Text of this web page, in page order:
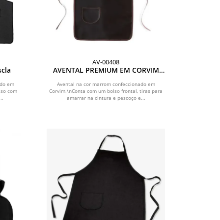
em
com
AV-00408
AVENTAL PREMIUM EM CORVIM
Avental na cor marrom confeccionado em
Corvim.\nConta com um bolso frontal, tiras para
amarrar na cintura e pescoço e...